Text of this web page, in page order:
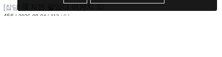
[잡담]
456 | 2026-08-04 [ 112 / 0 ]